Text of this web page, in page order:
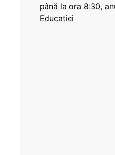
până la ora 8:30,
Educației